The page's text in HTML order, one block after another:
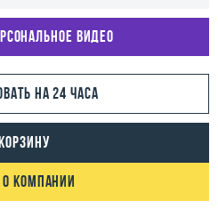
видео
на 24 часа
компании